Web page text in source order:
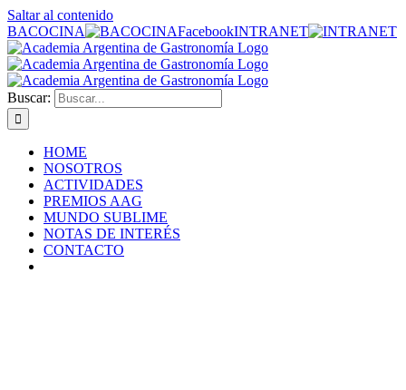
Saltar al contenido
BACOCINA
FacebookINTRANET
Buscar:
HOME
NOSOTROS
ACTIVIDADES
PREMIOS AAG
MUNDO SUBLIME
NOTAS DE INTERÉS
CONTACTO